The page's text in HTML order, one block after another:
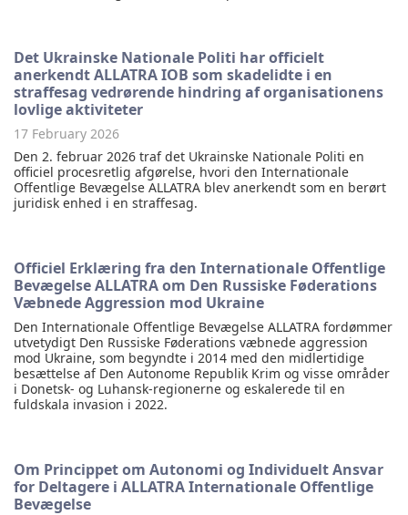
Det Ukrainske Nationale Politi har officielt
anerkendt ALLATRA IOB som skadelidte i en
straffesag vedrørende hindring af organisationens
lovlige aktiviteter
17 February 2026
Den 2. februar 2026 traf det Ukrainske Nationale Politi en
officiel procesretlig afgørelse, hvori den Internationale
Offentlige Bevægelse ALLATRA blev anerkendt som en berørt
juridisk enhed i en straffesag.
Officiel Erklæring fra den Internationale Offentlige
Bevægelse ALLATRA om Den Russiske Føderations
Væbnede Aggression mod Ukraine
Den Internationale Offentlige Bevægelse ALLATRA fordømmer
utvetydigt Den Russiske Føderations væbnede aggression
mod Ukraine, som begyndte i 2014 med den midlertidige
besættelse af Den Autonome Republik Krim og visse områder
i Donetsk- og Luhansk-regionerne og eskalerede til en
fuldskala invasion i 2022.
Om Princippet om Autonomi og Individuelt Ansvar
for Deltagere i ALLATRA Internationale Offentlige
Bevægelse